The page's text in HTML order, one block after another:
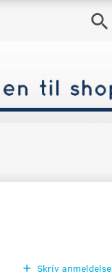
Skriv anmeldelse